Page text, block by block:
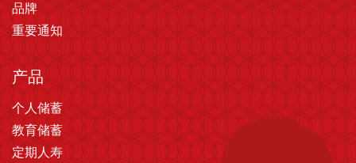
品牌
重要通知
产品
个人储蓄
教育储蓄
定期人寿